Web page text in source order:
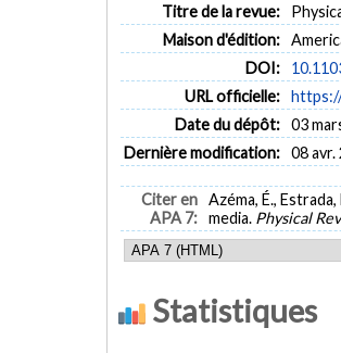
Titre de la revue:
Maison d'édition:
DOI:
URL officielle:
Date du dépôt: 03
Dernière modification: 08 avr.
Citer en
APA 7:
Azéma, É.,
media. Physical
Statistiques